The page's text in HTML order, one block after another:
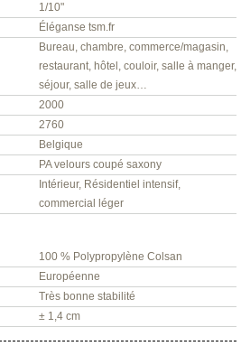
1/10"
Éléganse tsm.fr
Bureau, chambre, commerce/magasin,
restaurant, hôtel, couloir, salle à manger,
séjour, salle de jeux…
2000
2760
Belgique
PA velours coupé saxony
Intérieur, Résidentiel intensif,
commercial léger
100 % Polypropylène Colsan
Européenne
Très bonne stabilité
± 1,4 cm